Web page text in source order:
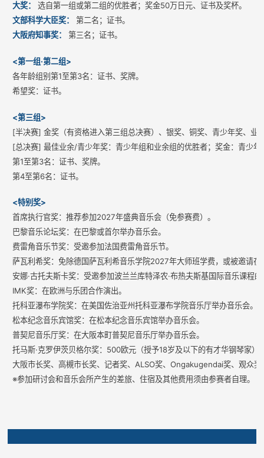
大奖：
选自第一组或第二组的优胜者；奖金50万日元、证书及奖杯。
文部科学大臣奖：
第二名；证书。
大阪府知事奖：
第三名；证书。
<第一组·第二组>
各年龄组别第1至第3名：证书、奖牌。
希望奖：证书。
<第三组>
[半决赛] 金奖（有资格进入第三组总决赛）、银奖、铜奖、青少年奖、业
[总决赛] 最佳业余/青少年奖：青少年组和业余组的优胜者；奖金：青少
第1至第3名：证书、奖牌。
第4至第6名：证书。
<特别奖>
首席执行官奖：推荐参加2027年盛典音乐会（免参赛费）。
巴黎音乐论坛奖：在巴黎或首尔举办音乐会。
费雷角音乐节奖：受邀参加法国费雷角音乐节。
萨瓦利希奖：免除德国萨瓦利希音乐学院2027年大师班学费，或被邀请
安娜·古托夫斯卡奖：受邀参加波兰兰库特泽农·布热夫斯基国际音乐课程
IMK奖：在欧洲与乐团合作演出。
托科亚瀑布学院奖：在美国佐治亚州托科亚瀑布学院音乐厅举办音乐会。
松本纪念音乐宾馆奖：在松本纪念音乐宾馆举办音乐会。
普契尼音乐厅奖：在大阪本町普契尼音乐厅举办音乐会。
托马斯·克罗伊茨贝格尔奖：500欧元（授予18岁及以下的有才华钢琴家）
大阪市长奖、高槻市长奖、记者奖、ALSO奖、Ongakugendai奖、观众
※参加研讨会和音乐会所产生的差旅、住宿及其他费用须由参赛者自理。